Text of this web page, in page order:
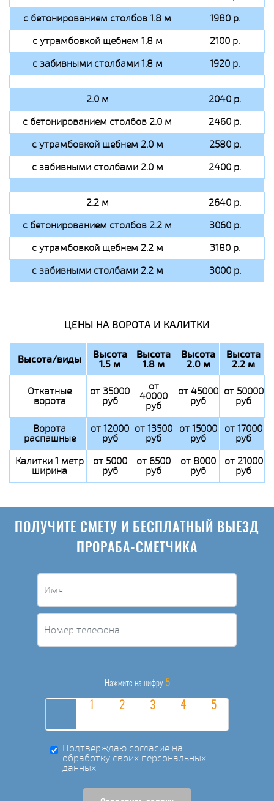
с бетонированием столбов 1.8 м
1980 р.
с утрамбовкой щебнем 1.8 м
2100 р.
с забивными столбами 1.8 м
1920 р.
2.0 м
2040 р.
с бетонированием столбов 2.0 м
2460 р.
с утрамбовкой щебнем 2.0 м
2580 р.
с забивными столбами 2.0 м
2400 р.
2.2 м
2640 р.
с бетонированием столбов 2.2 м
3060 р.
с утрамбовкой щебнем 2.2 м
3180 р.
с забивными столбами 2.2 м
3000 р.
ЦЕНЫ НА ВОРОТА И КАЛИТКИ
Высота/виды Высота
1.5 м
Высота
1.8 м
Высота
2.0 м
Высота
2.2 м
Откатные
ворота
от 35000
руб
от
40000
руб
от 45000
руб
от 50000
руб
Ворота
распашные
от 12000
руб
от 13500
руб
от 15000
руб
от 17000
руб
Калитки 1 метр
ширина
от 5000
руб
от 6500
руб
от 8000
руб
от 21000
руб
ПОЛУЧИТЕ СМЕТУ И БЕСПЛАТНЫЙ ВЫЕЗД
ПРОРАБА-СМЕТЧИКА
Нажмите на цифру 5
Подтверждаю согласие на
обработку своих персональных
данных